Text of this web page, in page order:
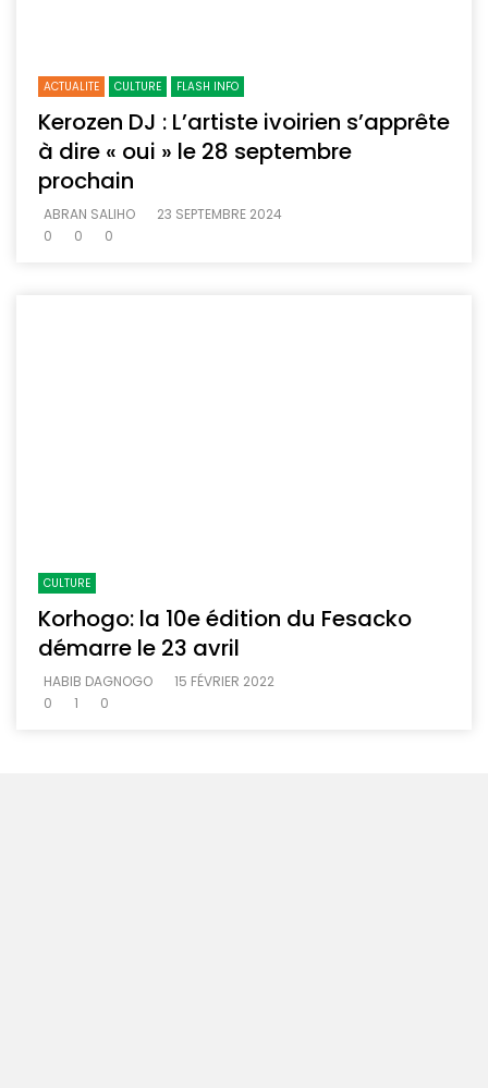
ACTUALITE CULTURE FLASH INFO
Kerozen DJ : L’artiste ivoirien s’apprête
à dire « oui » le 28 septembre
prochain
ABRAN SALIHO
23 SEPTEMBRE 2024
0
0 0
CULTURE
Korhogo: la 10e édition du Fesacko
démarre le 23 avril
HABIB DAGNOGO
15 FÉVRIER 2022
0
1 0